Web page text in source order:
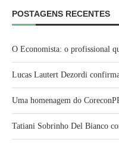
POSTAGENS RECENTES
O Economista: o profissional
Lucas Lautert Dezordi
Uma homenagem do
Tatiani Sobrinho Del Bianco